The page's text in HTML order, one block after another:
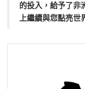
的投入，給予了非
上繼續與您點亮世